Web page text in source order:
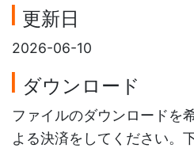
更新日
2026-06-10
ダウンロード
ファイルのダウンロードを
よる決済をしてください。